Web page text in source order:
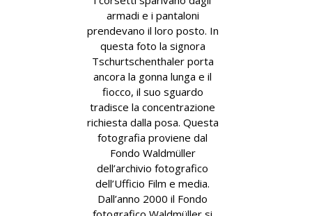
armadi e i pantaloni
prendevano il loro posto. In
questa foto la signora
Tschurtschenthaler porta
ancora la gonna lunga e il
fiocco, il suo sguardo
tradisce la concentrazione
richiesta dalla posa. Questa
fotografia proviene dal
Fondo Waldmüller
dell’archivio fotografico
dell’Ufficio Film e media.
Dall’anno 2000 il Fondo